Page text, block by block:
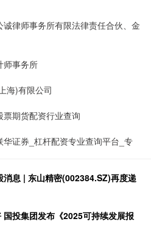
律师事务所有限法律责任合伙、金
师事务所
海)有限公司
期货配资行业查询
证券_杠杆配资专业查询平台_专
消息 | 东山精密(002384.SZ)再度递
国投集团发布《2025可持续发展报